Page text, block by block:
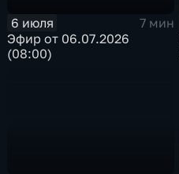
6 июля
7 мин
Эфир от 06.07.2026
(08:00)